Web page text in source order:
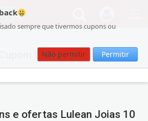
sempre que tivermos cupons ou
Não permitir Permitir
Cupom Lulean Joias
e ofertas Lulean Joias 10